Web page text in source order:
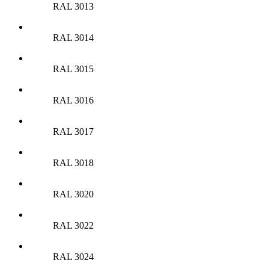
RAL 3013
RAL 3014
RAL 3015
RAL 3016
RAL 3017
RAL 3018
RAL 3020
RAL 3022
RAL 3024